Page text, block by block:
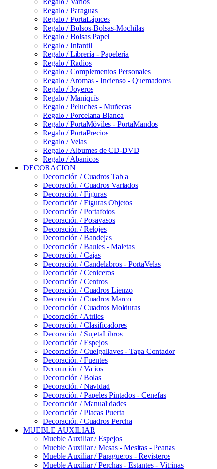
Regalo / Varios
Regalo / Paraguas
Regalo / PortaLápices
Regalo / Bolsos-Bolsas-Mochilas
Regalo / Bolsas Papel
Regalo / Infantil
Regalo / Librería - Papelería
Regalo / Radios
Regalo / Complementos Personales
Regalo / Aromas - Incienso - Quemadores
Regalo / Joyeros
Regalo / Maniquís
Regalo / Peluches - Muñecas
Regalo / Porcelana Blanca
Regalo / PortaMóviles - PortaMandos
Regalo / PortaPrecios
Regalo / Velas
Regalo / Albumes de CD-DVD
Regalo / Abanicos
DECORACION
Decoración / Cuadros Tabla
Decoración / Cuadros Variados
Decoración / Figuras
Decoración / Figuras Objetos
Decoración / Portafotos
Decoración / Posavasos
Decoración / Relojes
Decoración / Bandejas
Decoración / Baules - Maletas
Decoración / Cajas
Decoración / Candelabros - PortaVelas
Decoración / Ceniceros
Decoración / Centros
Decoración / Cuadros Lienzo
Decoración / Cuadros Marco
Decoración / Cuadros Molduras
Decoración / Atriles
Decoración / Clasificadores
Decoración / SujetaLibros
Decoración / Espejos
Decoración / Cuelgallaves - Tapa Contador
Decoración / Fuentes
Decoración / Varios
Decoración / Bolas
Decoración / Navidad
Decoración / Papeles Pintados - Cenefas
Decoración / Manualidades
Decoración / Placas Puerta
Decoración / Cuadros Percha
MUEBLE AUXILIAR
Mueble Auxiliar / Espejos
Mueble Auxiliar / Mesas - Mesitas - Peanas
Mueble Auxiliar / Paragueros - Revisteros
Mueble Auxiliar / Perchas - Estantes - Vitrinas